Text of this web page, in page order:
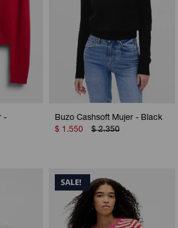
-
Buzo Cashsoft Mujer - Black
$ 1.550 $ 2.350